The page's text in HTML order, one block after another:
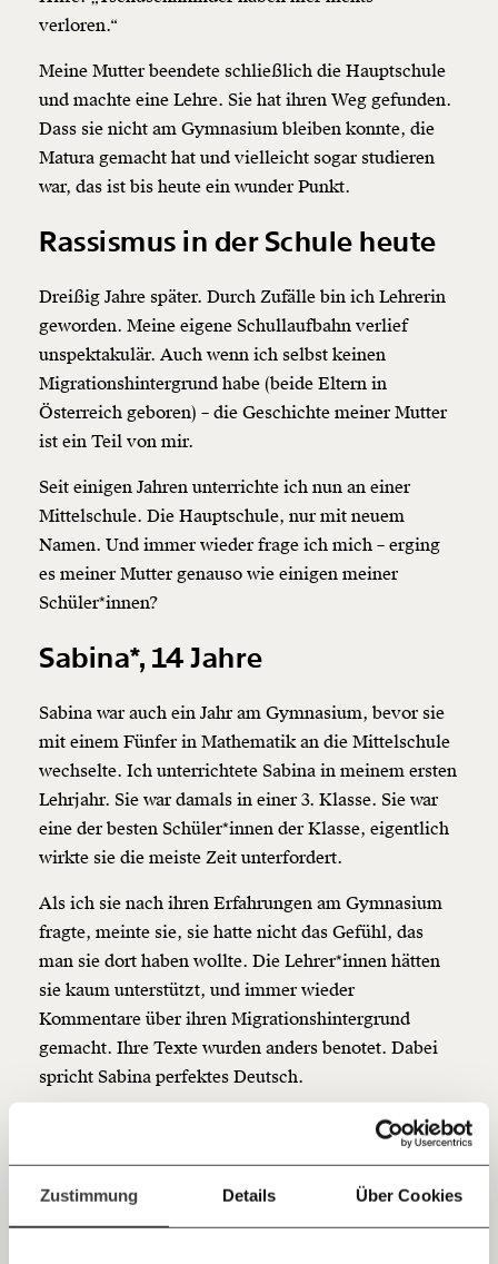
Zustimmung Details Über Cookies
Veränderung
beginnt mit Dir!
Werde Fördermitgliedund wir können gemeinsam
funktioniert. Unsere Recherchen sind für alle frei im
Netz. Unabhängig und werbefrei. Und das wird auch
so bleiben. Kämpf’ mit uns für den Fortschritt und
unterstütze uns mit Deinem Mitgliedsbeitrag.
Du überweist lieber direkt?
Hier unsere IBAN: AT34 4300 0498 0007 6017
Kontoinhaber: Momentum Institut - Verein für
sozialen Fortschritt
Jetzt
einfach
teilen.
verloren.“
Meine Mutter beendete schließlich die Hauptschule
und machte eine Lehre. Sie hat ihren Weg gefunden.
Dass sie nicht am Gymnasium bleiben konnte, die
Matura gemacht hat und vielleicht sogar studieren
war, das ist bis heute ein wunder Punkt.
Rassismus in der Schule heute
Dreißig Jahre später. Durch Zufälle bin ich Lehrerin
geworden. Meine eigene Schullaufbahn verlief
unspektakulär. Auch wenn ich selbst keinen
Migrationshintergrund habe (beide Eltern in
Österreich geboren) – die Geschichte meiner Mutter
ist ein Teil von mir.
Seit einigen Jahren unterrichte ich nun an einer
Mittelschule. Die Hauptschule, nur mit neuem
Namen. Und immer wieder frage ich mich – erging
es meiner Mutter genauso wie einigen meiner
Schüler*innen?
Sabina*, 14 Jahre
Sabina war auch ein Jahr am Gymnasium, bevor sie
mit einem Fünfer in Mathematik an die Mittelschule
wechselte. Ich unterrichtete Sabina in meinem ersten
Lehrjahr. Sie war damals in einer 3. Klasse. Sie war
eine der besten Schüler*innen der Klasse, eigentlich
wirkte sie die meiste Zeit unterfordert.
Als ich sie nach ihren Erfahrungen am Gymnasium
fragte, meinte sie, sie hatte nicht das Gefühl, das
man sie dort haben wollte. Die Lehrer*innen hätten
sie kaum unterstützt, und immer wieder
Kommentare über ihren Migrationshintergrund
gemacht. Ihre Texte wurden anders benotet. Dabei
spricht Sabina perfektes Deutsch.
Als ich Marina das erste Mal traf, war sie erst seit